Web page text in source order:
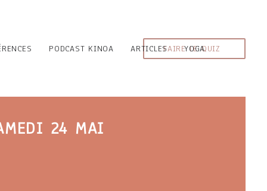
FAIRE LE QUIZ
PODCAST KINOA ARTICLES YOGA
24 MAI